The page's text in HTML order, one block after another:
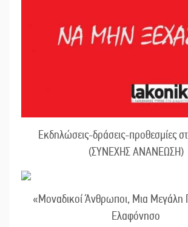
Εκδηλώσεις-δράσεις-προθεσμίες
(ΣΥΝΕΧΗΣ ΑΝΑΝΕΩΣΗ)
«Μοναδικοί Άνθρωποι, Μια Μεγάλη
Ελαφόνησο